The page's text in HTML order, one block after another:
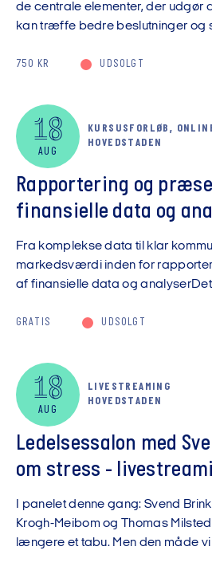
de centrale elementer, der udgør
kan træffe bedre beslutninger og
750 KR UDSOLGT
18
AUG
KURSUSFORLØB,
HOVEDSTADEN
Rapportering og
finansielle data og
Fra komplekse data til klar
markedsværdi inden for
af finansielle data og
GRATIS UDSOLGT
18
AUG
LIVESTREAMING
HOVEDSTADEN
Ledelsessalon med
om stress -
I panelet denne gang: Svend
Krogh-Meibom og Thomas
længere et tabu. Men den måde